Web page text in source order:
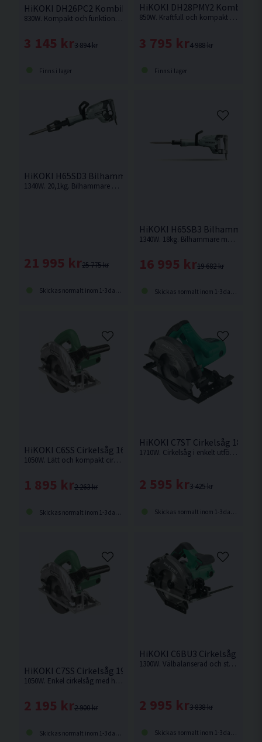
HiKOKI DH26PC2 Kombihammare (830W)
830W. Kompakt och funktionell kombihammare med hög slagkraft och borrhastighet.
3 894 kr
3 145 kr
Finns i lager
HiKOKI DH28PMY2
850W. Kraftfull och kompakt kombihammare.
4 988 kr
3 795 kr
Finns i lager
HiKOKI H65SD3 Bilhammare (1340W)
1340W. 20,1kg. Bilhammare med mycket hög avverkningskapacitet
25 775 kr
21 995 kr
Skickas normalt inom 1-3 dagar
HiKOKI H65SB3 Bilhammare
1340W. 18kg. Bilhammare med mycket hög avverkningskapacitet
19 682 kr
16 995 kr
Skickas normalt inom 1-3 dagar
HiKOKI C6SS Cirkelsåg 165mm (1050W)
1050W. Lätt och kompakt cirkelsåg med hög kapkapacitet
2 263 kr
1 895 kr
Skickas normalt inom 1-3 dagar
HiKOKI C7ST Cirkelsåg
1710W. Cirkelsåg i enkelt utförande med hög kapkapacitet.
3 425 kr
2 595 kr
Skickas normalt inom 1-3 dagar
HiKOKI C7SS Cirkelsåg 190mm (1050W)
1050W. Enkel cirkelsåg med hög kapkapacitet
2 900 kr
2 195 kr
Skickas normalt inom 1-3 dagar
HiKOKI C6BU3 Cirkelsåg
1300W. Välbalanserad och stark cirkelsåg med hög kapacitet för krävande jobb
3 838 kr
2 995 kr
Skickas normalt inom 1-3 dagar